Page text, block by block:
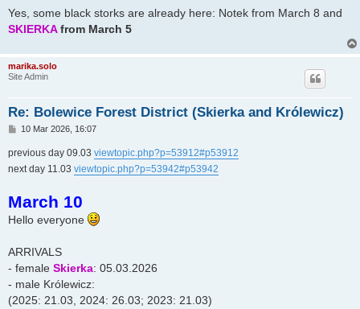
Yes, some black storks are already here: Notek from March 8 and
SKIERKAfrom March 5
marika.solo
Site Admin
Re: Bolewice Forest District (Skierka and Królewicz)
P
s
t
10 Mar 2026, 16:07
previous day 09.03 viewtopic.php?p=53912#p53912
next day 11.03 viewtopic.php?p=53942#p53942
March 10
Hello everyone
ARRIVALS
- female Skierka: 05.03.2026
- male Królewicz:
(2025: 21.03, 2024: 26.03; 2023: 21.03)